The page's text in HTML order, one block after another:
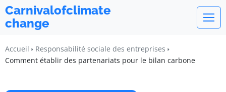
Carnivalofclimate
change
Accueil
Responsabilité sociale des entreprises
Comment établir des partenariats pour le bilan carbone